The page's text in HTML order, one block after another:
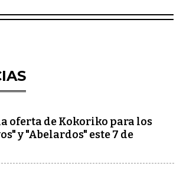
oferta de Kokoriko para los
y "Abelardos" este 7 de